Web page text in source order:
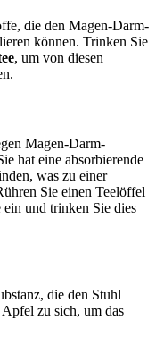
die den Magen-Darm-
können. Trinken Sie
, um von diesen
Magen-Darm-
hat eine absorbierende
was zu einer
Sie einen Teelöffel
ein und trinken Sie dies
die den Stuhl
zu sich, um das